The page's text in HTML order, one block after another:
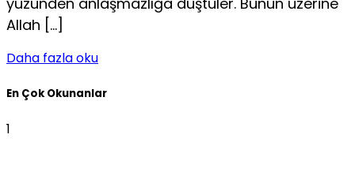
Allah […]
Daha fazla oku
En Çok Okunanlar
1